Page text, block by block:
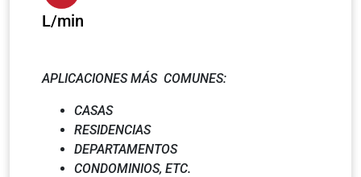
L/min
APLICACIONES MÁS COMUNES:
CASAS
RESIDENCIAS
DEPARTAMENTOS
CONDOMINIOS, ETC.